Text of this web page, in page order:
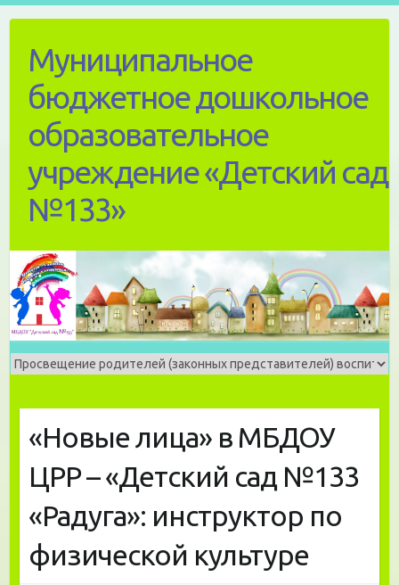
contentМуниципальное
бюджетное дошкольное
образовательное
учреждение «Детский сад
№133»
«Новые лица» в МБДОУ
ЦРР – «Детский сад №133
«Радуга»: инструктор по
физической культуре